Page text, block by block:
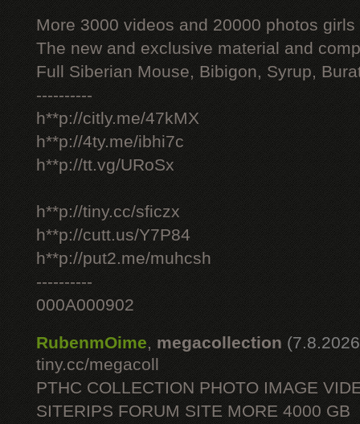
More 3000 videos and 20000 photos
The new and exclusive material and
Full Siberian Mouse, Bibigon, Syrup,
----------
h**p://citly.me/47kMX
h**p://4ty.me/ibhi7c
h**p://tt.vg/URoSx
h**p://tiny.cc/sficzx
h**p://cutt.us/Y7P84
h**p://put2.me/muhcsh
----------
000A000902
RubenmOime, megacollection
tiny.cc/megacoll
PTHC COLLECTION PHOTO IMAGE
SITERIPS FORUM SITE MORE 4000 GB